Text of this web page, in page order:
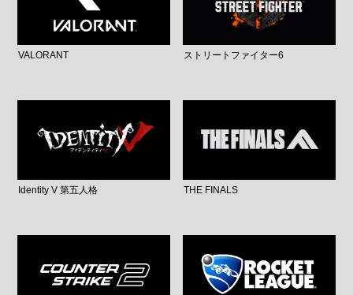
VALORANT ストリートファイター6
Identity V 第五人格 THE FINALS